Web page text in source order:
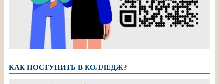
КАК ПОСТУПИТЬ В КОЛЛЕДЖ?